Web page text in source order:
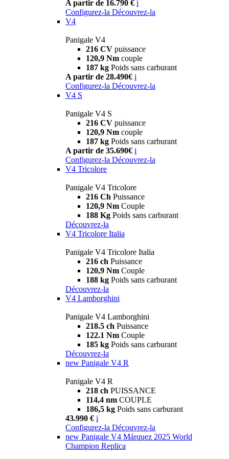
A partir de 16.790 € i
Configurez-la Découvrez-la
V4
Panigale V4
216 CV puissance
120,9 Nm couple
187 kg Poids sans carburant
A partir de 28.490€ i
Configurez-la Découvrez-la
V4 S
Panigale V4 S
216 CV puissance
120,9 Nm couple
187 kg Poids sans carburant
A partir de 35.690€ i
Configurez-la Découvrez-la
V4 Tricolore
Panigale V4 Tricolore
216 Ch Puissance
120,9 Nm Couple
188 Kg Poids sans carburant
Découvrez-la
V4 Tricolore Italia
Panigale V4 Tricolore Italia
216 ch Puissance
120,9 Nm Couple
188 kg Poids sans carburant
Découvrez-la
V4 Lamborghini
Panigale V4 Lamborghini
218.5 ch Puissance
122.1 Nm Couple
185 kg Poids sans carburant
Découvrez-la
new Panigale V4 R
Panigale V4 R
218 ch PUISSANCE
114,4 nm COUPLE
186,5 kg Poids sans carburant
43.990 € i
Configurez-la Découvrez-la
new Panigale V4 Márquez 2025 World
Champion Replica